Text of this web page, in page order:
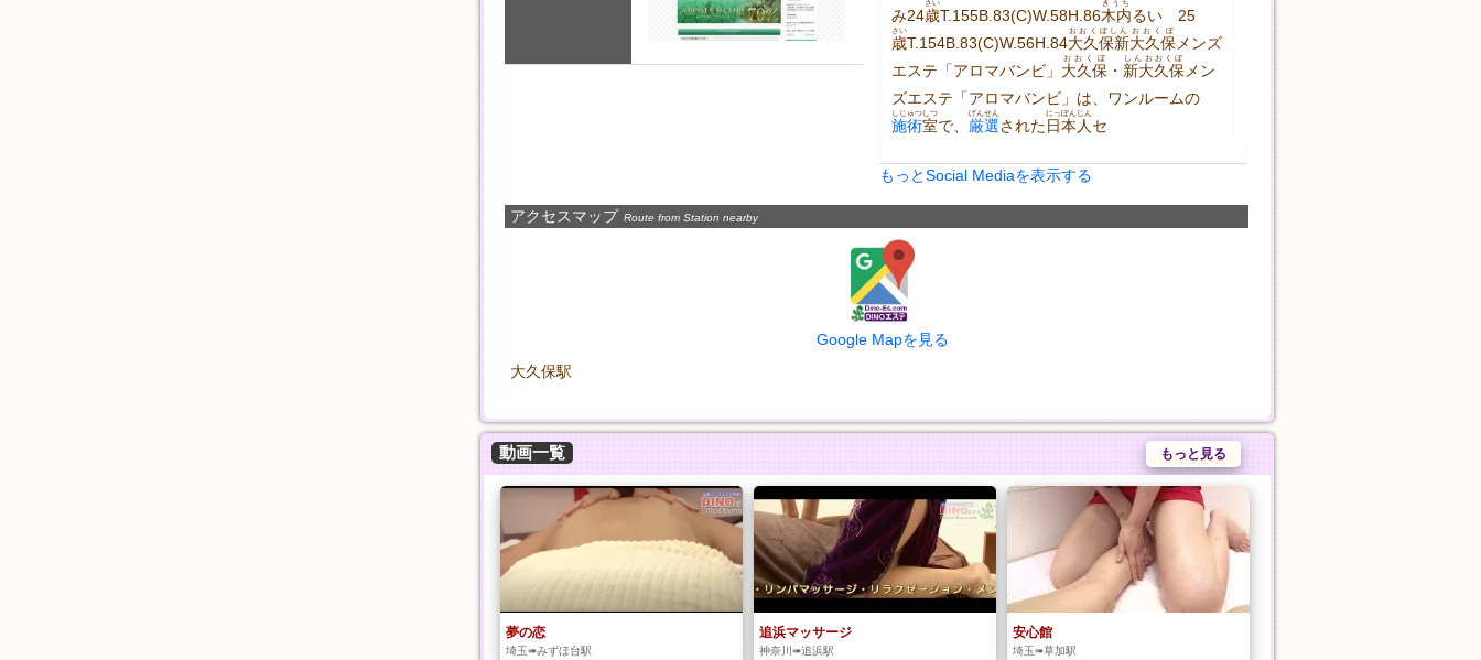
み24歳
さい
T.155B.83(C)W.58H.86木内
きうち
るい　25
歳
さい
T.154B.83(C)W.56H.84大久保新
おおくぼしん
大久保
おおくぼ
メンズ
エステ「アロマバンビ」 大久保
おおくぼ
・ 新大久保
しんおおくぼ
メン
ズエステ「アロマバンビ」は、ワンルームの
施術
しじゅつ
室
しつ
で、 厳選
げんせん
された日本人
にっぽんじん
セ
もっとSocial Mediaを表示する
アクセスマップ Route from Station nearby
Google Mapを見る
大久保駅
動画一覧 もっと見る
夢の恋
埼玉➠みずほ台駅
追浜マッサージ
神奈川➠追浜駅
安心館
埼玉➠草加駅